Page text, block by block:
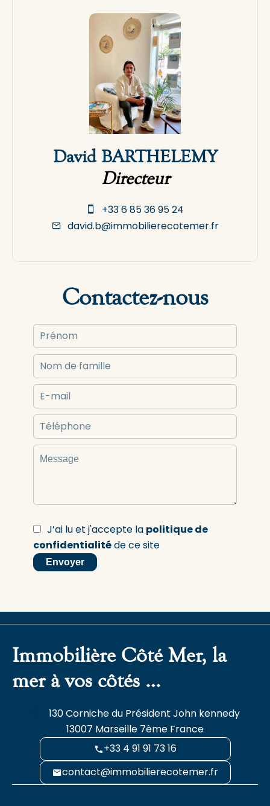
David BARTHELEMY
Directeur
+33 6 85 36 95 24
david.b@immobilierecotemer.fr
Contactez-nous
J’ai lu et j'accepte la politique de
confidentialitéde ce site
Envoyer
Immobilière Côté Mer, la
mer à vos côtés …
130 Corniche du Président John kennedy
13007 Marseille 7ème France
+33 4 91 91 73 16
contact@immobilierecotemer.fr